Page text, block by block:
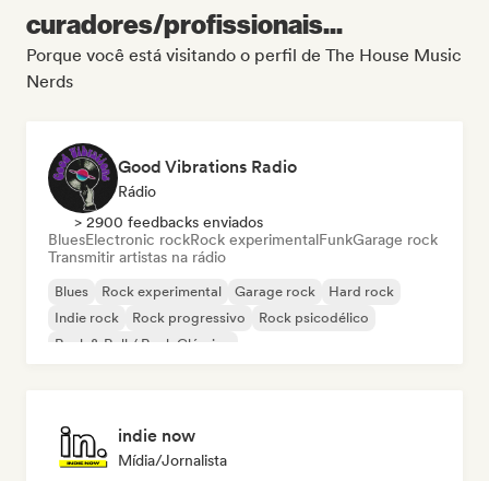
curadores/profissionais...
Porque você está visitando o perfil de The House Music
Nerds
Good Vibrations Radio
Rádio
> 2900 feedbacks enviados
BluesElectronic rockRock experimentalFunkGarage rock
Transmitir artistas na rádio
Blues Rock experimental Garage rock
Hard rock
Indie rock
Rock progressivo
Rock psicodélico
Rock & Roll / Rock Clássico
indie now
Mídia/Jornalista